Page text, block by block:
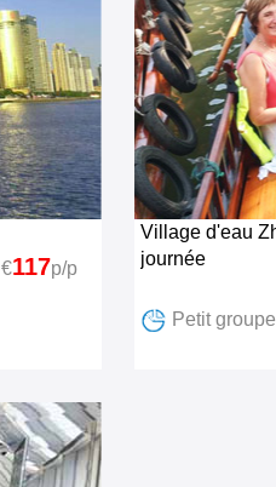
€117p/p
Village d'eau
journée
Petit groupe